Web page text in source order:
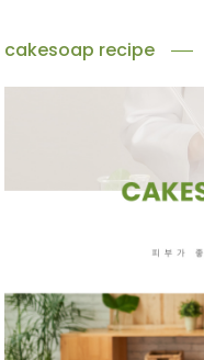
cakesoap recipe